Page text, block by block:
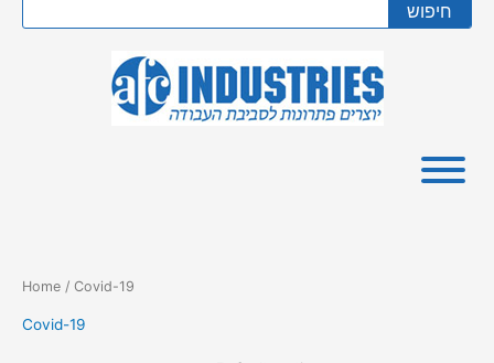
חיפוש
Home / Covid-19
Covid-19